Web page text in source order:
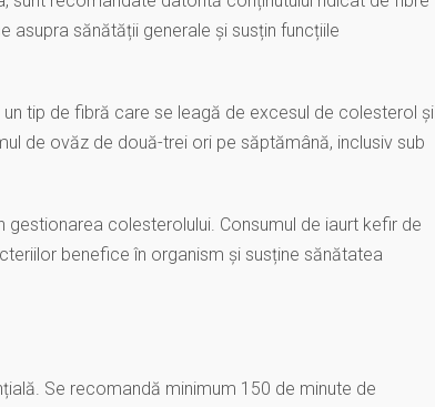
sănătății generale și susțin funcțiile
tip de fibră care se leagă de excesul de colesterol și
de ovăz de două-trei ori pe săptămână, inclusiv sub
colesterolului. Consumul de iaurt kefir de
benefice în organism și susține sănătatea
Se recomandă minimum 150 de minute de